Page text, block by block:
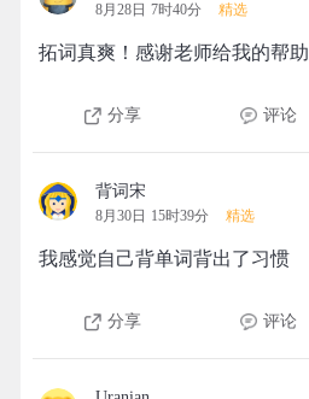
8月28日 7时40分 精选
拓词真爽！感谢老师给我的帮助
分享 评论
背词宋
8月30日 15时39分 精选
我感觉自己背单词背出了习惯
分享 评论